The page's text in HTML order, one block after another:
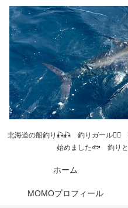
北海道の船釣り🎣🎣 釣りガール
始めました🐟 釣りと
ホーム
MOMOプロフィール